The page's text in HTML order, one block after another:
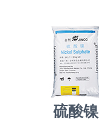
硫酸镍